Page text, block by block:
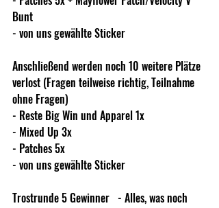
Bunt
- von uns gewählte Sticker
Anschließend werden noch 10 weitere Plätze
verlost (Fragen teilweise richtig, Teilnahme
ohne Fragen)
- Reste Big Win und Apparel 1x
- Mixed Up 3x
- Patches 5x
- von uns gewählte Sticker
Trostrunde 5 Gewinner   - Alles, was noch